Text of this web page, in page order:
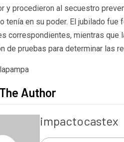
y procedieron al secuestro
tenía en su poder. El jubilado
correspondientes, mientras que
de pruebas para determinar las
Author
impactocastex